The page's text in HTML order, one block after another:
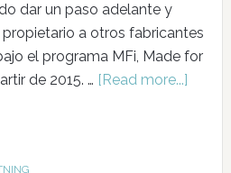
dar un paso adelante y
a otros fabricantes
el programa MFi, Made for
de 2015. … [Read more...]